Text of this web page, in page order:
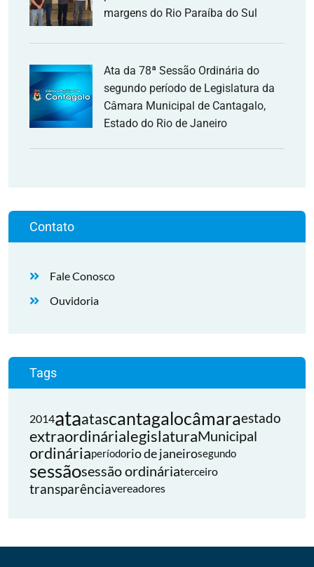
margens do Rio Paraíba do Sul
Ata da 78ª Sessão Ordinária do
segundo período de Legislatura da
Câmara Municipal de Cantagalo,
Estado do Rio de Janeiro
Contato
Fale Conosco
Ouvidoria
Tags
2014ataatascantagalocâmaraestado
extraordinárialegislaturaMunicipal
ordináriaperíodorio de janeirosegundo
sessãosessão ordináriaterceiro
transparênciavereadores